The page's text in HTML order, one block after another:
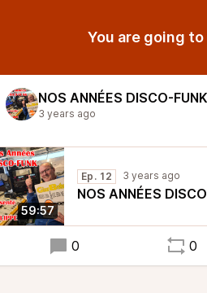
You are going
NOS ANNÉES DISCO-FUNK
3 years ago
59:57
Ep. 12 3 years ago
NOS ANNÉES
0 0